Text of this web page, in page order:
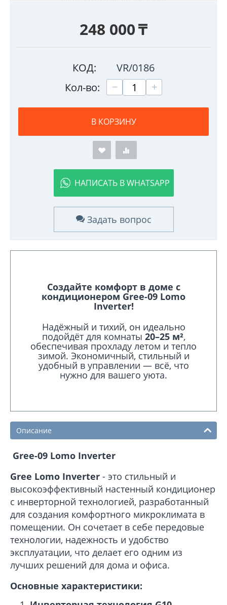
248 000₸
КОД:
VR/0186
Кол-во:
+
−
В КОРЗИНУ
НАПИСАТЬ В WHATSAPP
Задать вопрос
Создайте комфорт в доме с
кондиционером Gree-09 Lomo
Inverter!
Надёжный и тихий, он идеально
подойдёт для комнаты 20–25 м²,
обеспечивая прохладу летом и тепло
зимой. Экономичный, стильный и
удобный в управлении — всё, что
нужно для вашего уюта.
Описание
Gree-09 Lomo Inverter
Gree Lomo Inverter - это стильный и
высокоэффективный настенный кондиционер
с инверторной технологией, разработанный
для создания комфортного микроклимата в
помещении. Он сочетает в себе передовые
технологии, надежность и удобство
эксплуатации, что делает его одним из
лучших решений для дома и офиса.
Основные характеристики: